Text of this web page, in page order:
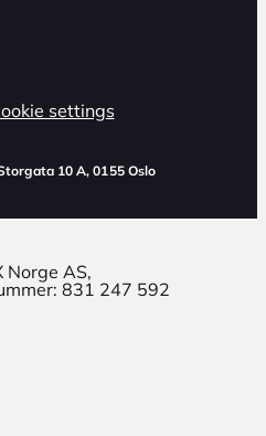
settings
10 A, 0155 Oslo
Norge AS,
831 247 592